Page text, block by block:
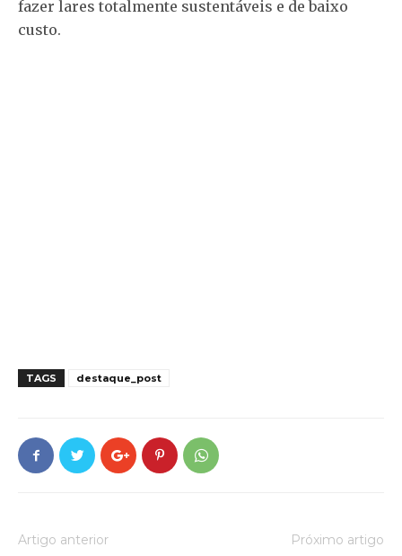
fazer lares totalmente sustentáveis e de baixo
custo.
TAGS destaque_post
Artigo anterior Próximo artigo